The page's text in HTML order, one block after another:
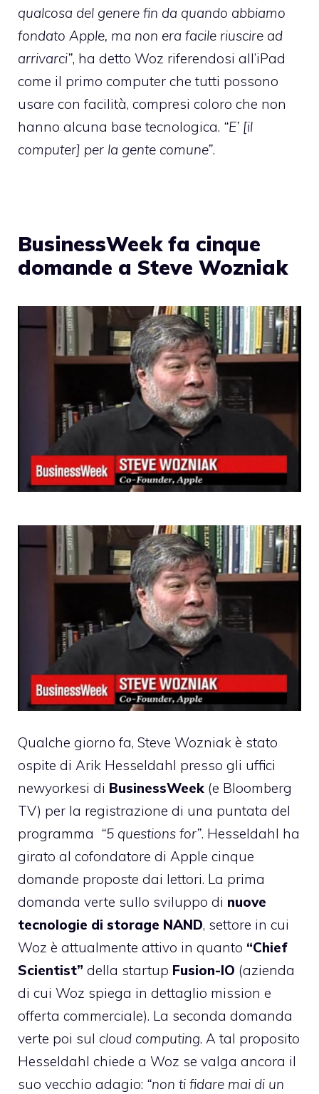
qualcosa del genere fin da quando abbiamo
fondato Apple, ma non era facile riuscire ad
arrivarci”, ha detto Woz riferendosi all’iPad
come il primo computer che tutti possono
usare con facilità, compresi coloro che non
hanno alcuna base tecnologica. “E’ [il
computer] per la gente comune”.
BusinessWeek fa cinque
domande a Steve Wozniak
Qualche giorno fa, Steve Wozniak è stato
ospite di Arik Hesseldahl presso gli uffici
newyorkesi di BusinessWeek (e Bloomberg
TV) per la registrazione di una puntata del
programma “5 questions for”. Hesseldahl ha
girato al cofondatore di Apple cinque
domande proposte dai lettori. La prima
domanda verte sullo sviluppo di nuove
tecnologie di storage NAND, settore in cui
Woz è attualmente attivo in quanto “Chief
Scientist” della startup Fusion-IO (azienda
di cui Woz spiega in dettaglio mission e
offerta commerciale). La seconda domanda
verte poi sul cloud computing. A tal proposito
Hesseldahl chiede a Woz se valga ancora il
suo vecchio adagio: “non ti fidare mai di un